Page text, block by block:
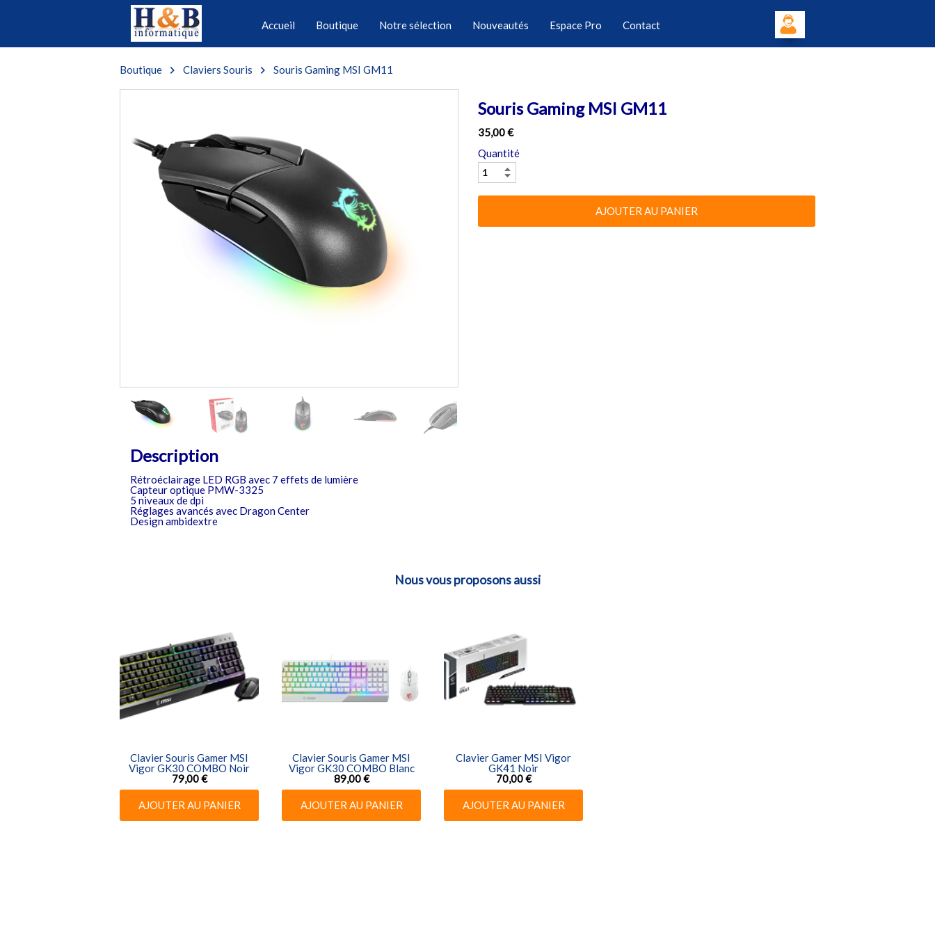
Accueil Boutique Notre sélection Nouveautés Espace Pro Contact
Boutique Claviers Souris Souris Gaming MSI GM11
Souris Gaming MSI GM11
35,00 €
Quantité
Description
Rétroéclairage LED RGB avec 7 effets de lumière
Capteur optique PMW-3325
5 niveaux de dpi
Réglages avancés avec Dragon Center
Design ambidextre
Nous vous proposons aussi
Clavier Souris Gamer MSI
Vigor GK30 COMBO Noir
79,00 €
Clavier Souris Gamer MSI
Vigor GK30 COMBO Blanc
89,00 €
Clavier Gamer MSI Vigor
GK41 Noir
70,00 €